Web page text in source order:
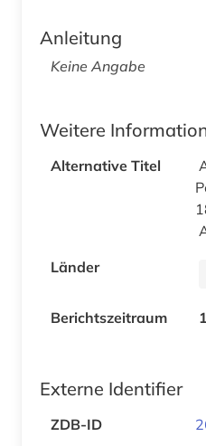
Anleitung
Keine Angabe
Weitere
Alternative Titel
Länder
Berichtszeitraum
Externe Identifier
ZDB-ID